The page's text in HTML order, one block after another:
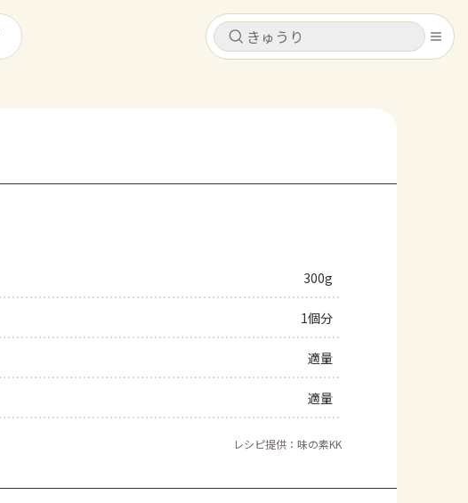
キャンセル
レシピ
トーク
キャンセル
300g
1個分
適量
適量
レシピ提供：味の素KK